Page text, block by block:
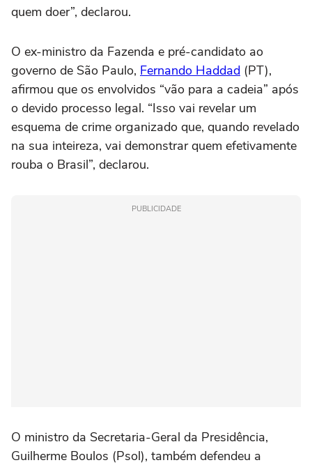
quem doer”, declarou.
O ex-ministro da Fazenda e pré-candidato ao
governo de São Paulo, Fernando Haddad (PT),
afirmou que os envolvidos “vão para a cadeia” após
o devido processo legal. “Isso vai revelar um
esquema de crime organizado que, quando revelado
na sua inteireza, vai demonstrar quem efetivamente
rouba o Brasil”, declarou.
PUBLICIDADE
O ministro da Secretaria-Geral da Presidência,
Guilherme Boulos (Psol), também defendeu a